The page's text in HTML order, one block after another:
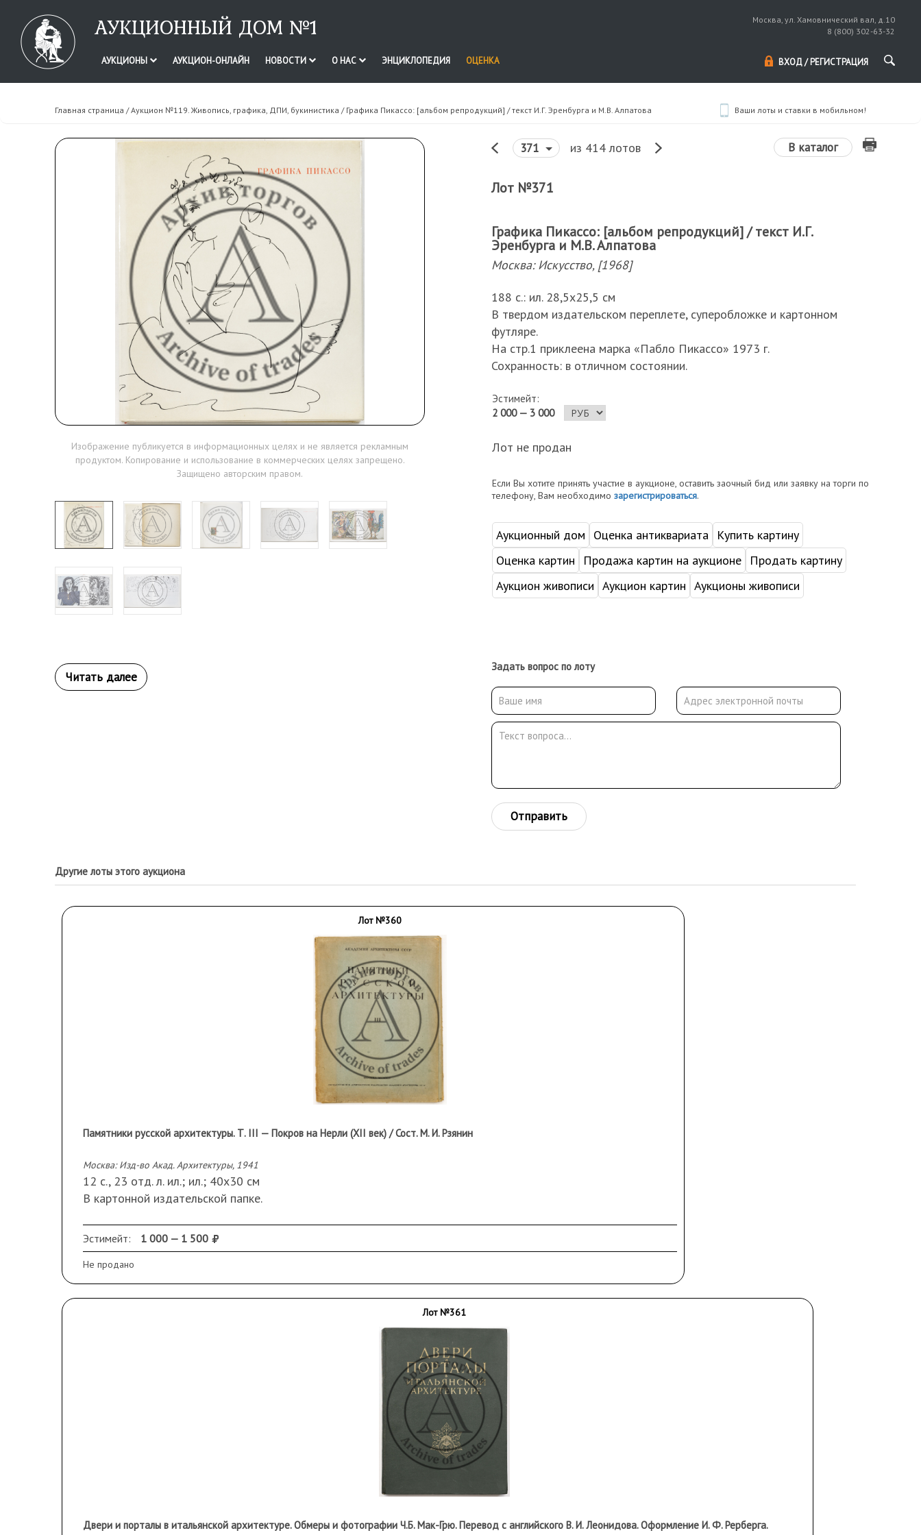
АУКЦИОННЫЙ ДОМ №1
Москва, ул. Хамовнический вал, д.10
8 (800) 302-63-32
АУКЦИОНЫ АУКЦИОН-ОНЛАЙН НОВОСТИ О НАС ЭНЦИКЛОПЕДИЯ ОЦЕНКА ВХОД / РЕГИСТРАЦИЯ
Главная страница /Аукцион №119. Живопись, графика, ДПИ, букинистика / Графика Пикассо: [альбом репродукций] / текст И.Г. Эренбурга и М.В. Алпатова Ваши лоты и ставки в мобильном!
Изображение публикуется в информационных целях и не является рекламным
продуктом. Копирование и использование в коммерческих целях запрещено.
Защищено авторским правом.
371 из 414 лотов В каталог
Лот №371
Графика Пикассо: [альбом репродукций] / текст И.Г.
Эренбурга и М.В. Алпатова
Москва: Искусство, [1968]
188 с.: ил. 28,5х25,5 см
В твердом издательском переплете, суперобложке и картонном
футляре.
На стр.1 приклеена марка «Пабло Пикассо» 1973 г.
Сохранность: в отличном состоянии.
Эстимейт:
2 000 — 3 000
Лот не продан
Если Вы хотите принять участие в аукционе, оставить заочный бид или заявку на торги по
телефону, Вам необходимо зарегистрироваться.
Аукционный дом Оценка антиквариата
Купить картину
Оценка картин
Продажа картин на аукционе
Продать картину
Аукцион живописи Аукцион картин Аукционы живописи
Задать вопрос по лоту
Отправить
Другие лоты этого аукциона
Лот №360
Памятники русской архитектуры. Т. III — Покров на Нерли (XII век) / Сост. М. И. Рзянин
Москва: Изд-во Акад. Архитектуры, 1941
12 с., 23 отд. л. ил.; ил.; 40х30 см
В картонной издательской папке.
Эстимейт: 1 000 — 1 500
Не продано
Лот №361
Двери и порталы в итальянской архитектуре. Обмеры и фотографии Ч.Б. Мак-Грю. Перевод с английского В. И. Леонидова. Оформление И. Ф. Рерберга.